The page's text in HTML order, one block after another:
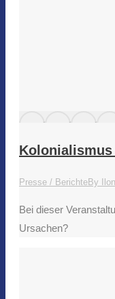
Presse / BerichteBy
Bei dieser
Ursachen?